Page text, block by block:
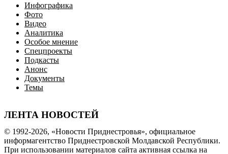
Инфографика
Фото
Видео
Аналитика
Особое мнение
Спецпроекты
Подкасты
Анонс
Документы
Темы
ЛЕНТА НОВОСТЕЙ
© 1992-2026, «Новости Приднестровья», официальное
информагентство Приднестровской Молдавской Республики.
При использовании материалов сайта активная ссылка на